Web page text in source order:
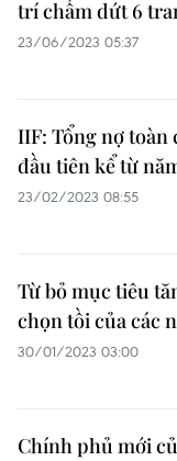
trí chấm dứt 6
23/06/2023 05:37
IIF: Tổng nợ toàn
đầu tiên kể từ
23/02/2023 08:55
Từ bỏ mục tiêu
chọn tồi của các
30/01/2023 03:00
Chính phủ mới